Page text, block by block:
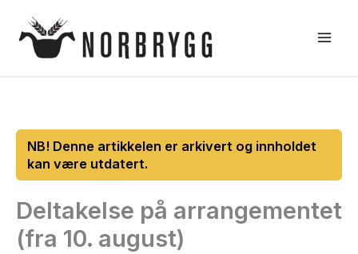
rett
Deltakelse på arrangementet
(fra 10. august)